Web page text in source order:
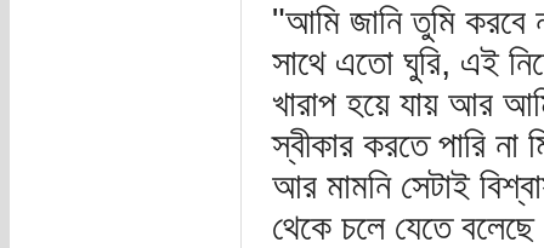
"আমি জানি তুমি
সাথে এতো ঘুরি, এই
খারাপ হয়ে যায় আর
স্বীকার করতে পারি না
আর মামনি সেটাই
থেকে চলে যেতে